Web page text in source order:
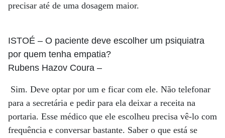
precisar até de uma dosagem maior.
ISTOÉ – O paciente deve escolher um psiquiatra
por quem tenha empatia?
Rubens Hazov Coura –
Sim. Deve optar por um e ficar com ele. Não telefonar
para a secretária e pedir para ela deixar a receita na
portaria. Esse médico que ele escolheu precisa vê-lo com
frequência e conversar bastante. Saber o que está se